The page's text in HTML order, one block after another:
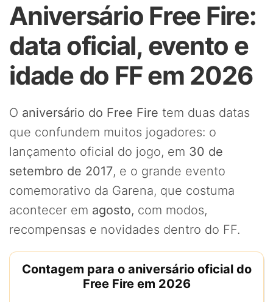
Aniversário Free Fire:
data oficial, evento e
idade do FF em 2026
O aniversário do Free Fire tem duas datas
que confundem muitos jogadores: o
lançamento oficial do jogo, em 30 de
setembro de 2017, e o grande evento
comemorativo da Garena, que costuma
acontecer em agosto, com modos,
recompensas e novidades dentro do FF.
Contagem para o aniversário oficial do
Free Fire em 2026